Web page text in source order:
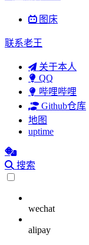
图床
联系老王
关于本人
QQ
哔哩哔哩
Github仓库
地图
uptime
搜索
wechat
alipay